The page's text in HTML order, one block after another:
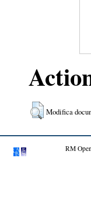
Modifica
RM